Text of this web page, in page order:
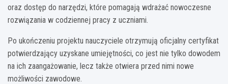
oraz dostęp do narzędzi, które pomagają wdrażać nowoczesne
rozwiązania w codziennej pracy z uczniami.
Po ukończeniu projektu nauczyciele otrzymują oficjalny certyfikat
potwierdzający uzyskane umiejętności, co jest nie tylko dowodem
na ich zaangażowanie, lecz także otwiera przed nimi nowe
możliwości zawodowe.